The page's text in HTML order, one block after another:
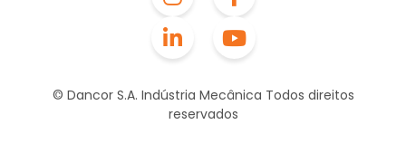
© Dancor S.A. Indústria Mecânica Todos direitos
reservados